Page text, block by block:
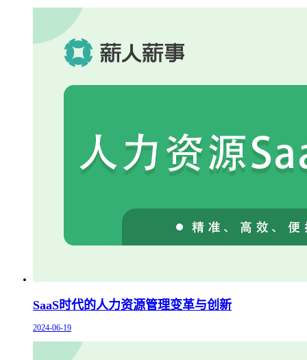
SaaS时代的人力资源管理变革与创新
2024-06-19